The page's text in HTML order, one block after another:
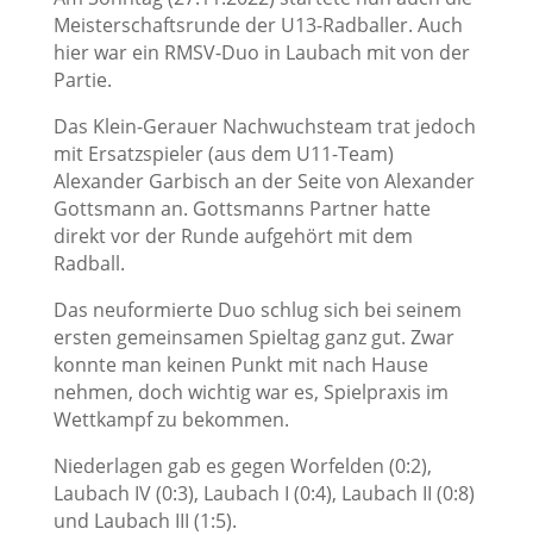
Meisterschaftsrunde der U13-Radballer. Auch
hier war ein RMSV-Duo in Laubach mit von der
Partie.
Das Klein-Gerauer Nachwuchsteam trat jedoch
mit Ersatzspieler (aus dem U11-Team)
Alexander Garbisch an der Seite von Alexander
Gottsmann an. Gottsmann⁩s Partner hatte
direkt vor der Runde aufgehört mit dem
Radball.
Das neuformierte Duo schlug sich bei seinem
ersten gemeinsamen Spieltag ganz gut. Zwar
konnte man keinen Punkt mit nach Hause
nehmen, doch wichtig war es, Spielpraxis im
Wettkampf zu bekommen.
Niederlagen gab es gegen Worfelden (0:2),
Laubach IV (0:3), Laubach I (0:4), Laubach II (0:8)
und Laubach III (1:5).